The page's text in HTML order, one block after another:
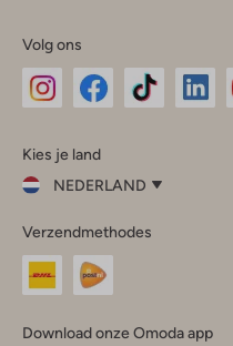
Volg ons
InstagramFacebook
Kies je land
NEDERLAND
je
land
Nederland
Verzendmethodes
Download onze Omoda app